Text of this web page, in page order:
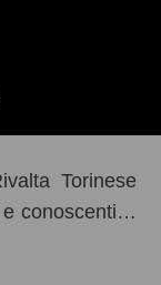
Torinese
e conoscenti…